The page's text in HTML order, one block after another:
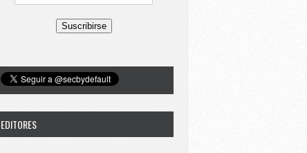
EDITORES